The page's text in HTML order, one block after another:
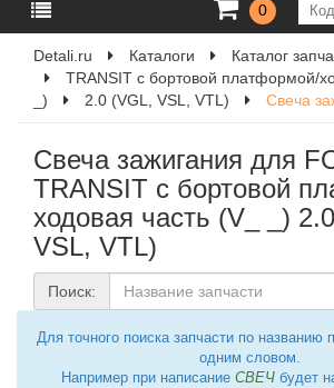
0
Detali.ru Каталоги Каталог
TRANSIT c бортовой платформой/
_)
2.0 (VGL, VSL, VTL) Свеча
Свеча зажигания для
TRANSIT c бортовой
ходовая часть (V_ _)
VSL, VTL)
Поиск:
Для точного поиска запчасти по названию
одним словом.
Например при написание СВЕЧ будет